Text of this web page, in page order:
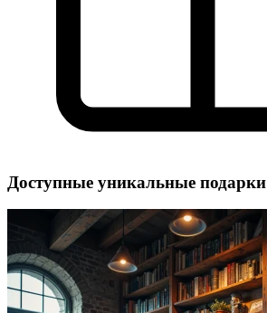
Доступные уникальные подарки